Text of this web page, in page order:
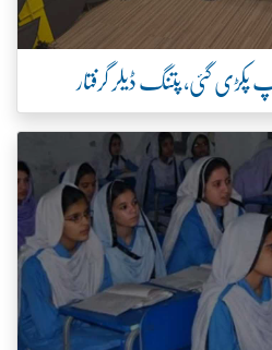
پکڑی گئی، پتنگ ڈیلر گرفتار